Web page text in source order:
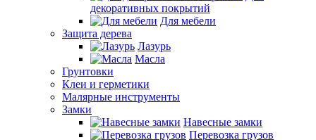
декоративных покрытий
Для мебели
Защита дерева
Лазурь
Масла
Грунтовки
Клеи и герметики
Малярные инструменты
Замки
Навесные замки
Перевозка грузов